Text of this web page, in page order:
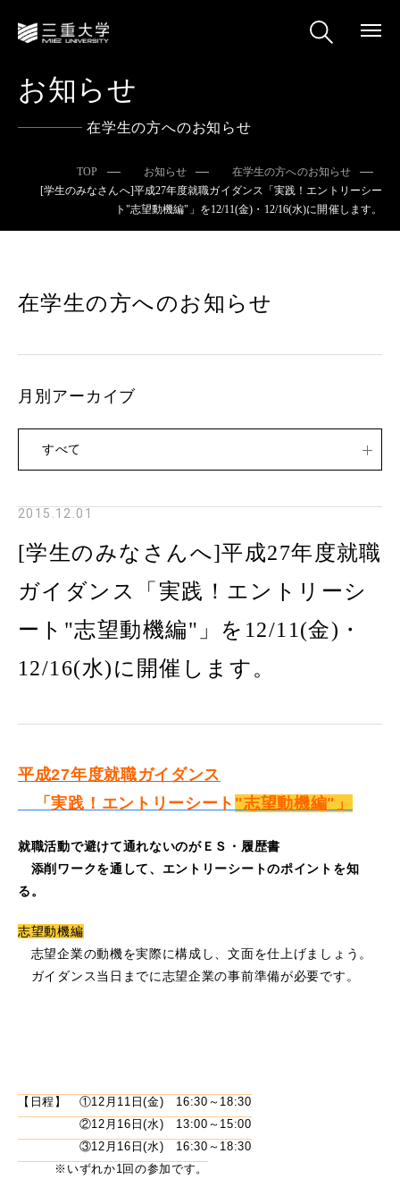
お知らせ
在学生の方へのお知らせ
TOP お知らせ
在学生の方へのお知らせ
[学生のみなさんへ]平成27年度就職ガイダンス「実践！エントリーシー
ト"志望動機編"」を12/11(金)・12/16(水)に開催します。
2015.12.01
[学生のみなさんへ]平成27年度就職
ガイダンス「実践！エントリーシ
ート"志望動機編"」を12/11(金)・
12/16(水)に開催します。
平成27年度就職ガイダンス
「実践！エントリーシート "志望動機編"」
就職活動で避けて通れないのがＥＳ・履歴書
添削ワークを通して、エントリーシートのポイントを知
る。
志望動機編
志望企業の動機を実際に構成し、文面を仕上げましょう。
ガイダンス当日までに志望企業の事前準備が必要です。
【日程】 ①12月11日(金) 16:30～18:30
②12月16日(水) 13:00～15:00
③12月16日(水) 16:30～18:30
※いずれか1回の参加です。
在学生の方へのお知らせ
月別アーカイブ
すべて